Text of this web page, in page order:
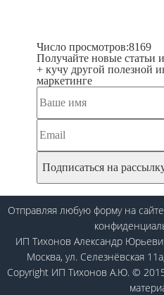
Число просмотров:8169
Получайте новые статьи
+ кучу другой полезной
маркетинге
Отправляя любую форму на
ИП Тихонов Александр
Москва, ул. Селезнёвская
Copyright ИП Тихонов А.Ю. ©